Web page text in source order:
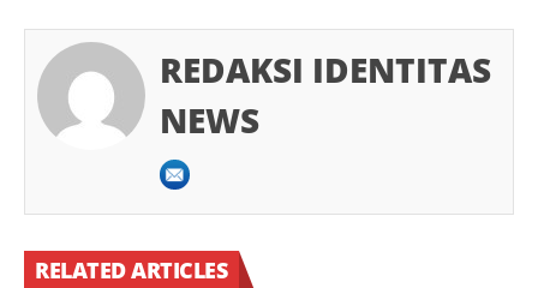
REDAKSI IDENTITAS
NEWS
RELATED ARTICLES